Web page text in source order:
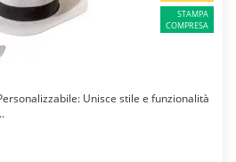
STAMPA
COMPRESA
Unisce stile e funzionalità